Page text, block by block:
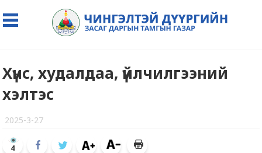
Хүнс, xудалдаа, үйлчилгээний
хэлтэс
2025-3-27
4